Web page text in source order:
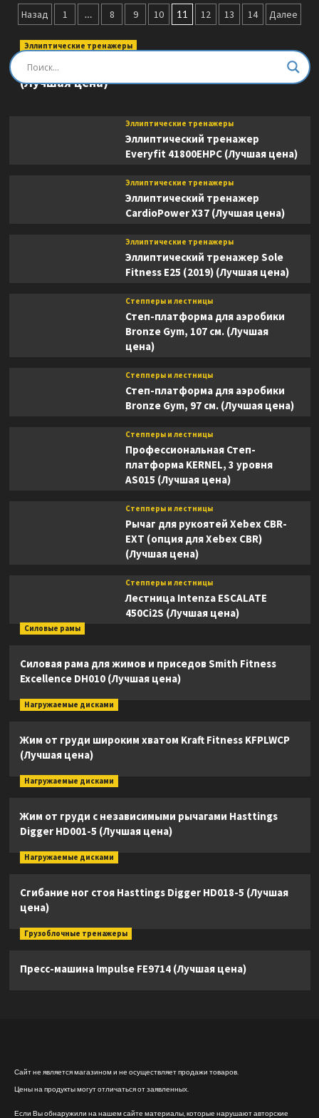
тренажер
Oxygen
FIRAL
(Лучшая
Пагинация
записей
Назад 1 … 8 9 10 11 12 13 14 Далее
Эллиптические тренажеры
Эллиптический тренажер DFC E8745T
(Лучшая цена)
Эллиптические тренажеры
Эллиптический тренажер
Everyfit 41800EHPC (Лучшая цена)
Эллиптические тренажеры
Эллиптический тренажер
CardioPower X37 (Лучшая цена)
Эллиптические тренажеры
Эллиптический тренажер Sole
Fitness E25 (2019) (Лучшая цена)
Степперы и лестницы
Степ-платформа для аэробики
Bronze Gym, 107 см. (Лучшая
цена)
Степперы и лестницы
Степ-платформа для аэробики
Bronze Gym, 97 см. (Лучшая цена)
Степперы и лестницы
Профессиональная Степ-
платформа KERNEL, 3 уровня
AS015 (Лучшая цена)
Степперы и лестницы
Рычаг для рукоятей Xebex CBR-
EXT (опция для Xebex CBR)
(Лучшая цена)
Степперы и лестницы
Лестница Intenza ESCALATE
450Ci2S (Лучшая цена)
Силовые рамы
Силовая рама для жимов и приседов Smith Fitness
Excellence DH010 (Лучшая цена)
Нагружаемые дисками
Жим от груди широким хватом Kraft Fitness KFPLWCP
(Лучшая цена)
Нагружаемые дисками
Жим от груди с независимыми рычагами Hasttings
Digger HD001-5 (Лучшая цена)
Нагружаемые дисками
Сгибание ног стоя Hasttings Digger HD018-5 (Лучшая
цена)
Грузоблочные тренажеры
Пресс-машина Impulse FE9714 (Лучшая цена)
Сайт не является магазином и не осуществляет продажи товаров.
Цены на продукты могут отличаться от заявленных.
Если Вы обнаружили на нашем сайте материалы, которые нарушают авторские